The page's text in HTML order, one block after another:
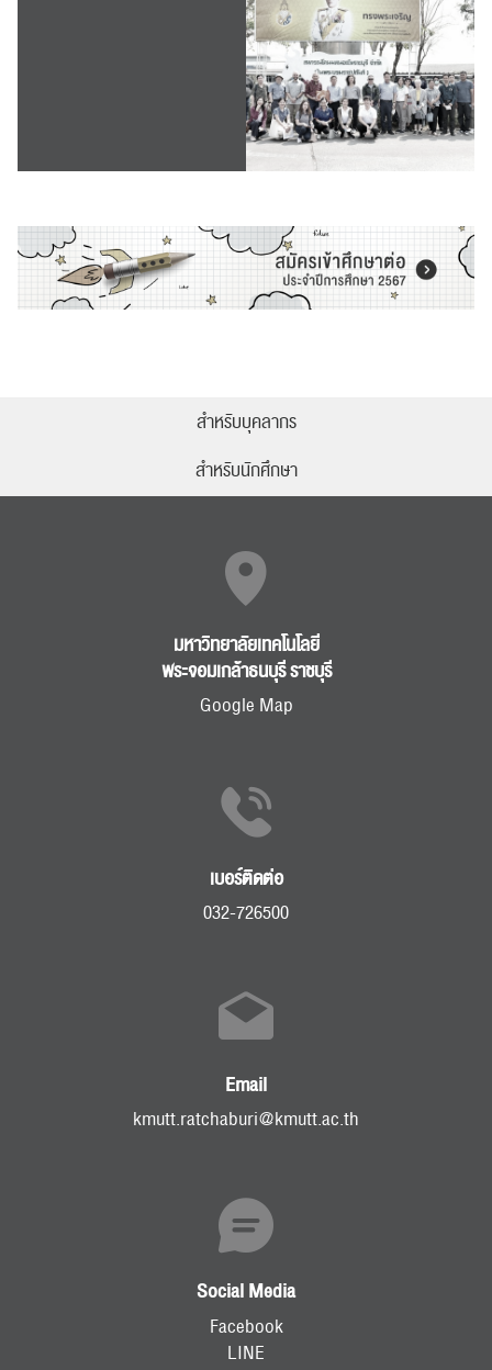
สำหรับบุคลากร
สำหรับนักศึกษา
มหาวิทยาลัยเทคโนโลยี
พระจอมเกล้าธนบุรี ราชบุรี
Google Map
เบอร์ติดต่อ
032-726500
Email
kmutt.ratchaburi@kmutt.ac.th
Social Media
Facebook
LINE